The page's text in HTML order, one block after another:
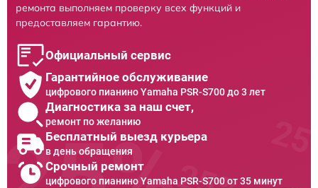
ремонта выполняем проверку всех функций и
предоставляем гарантию.
Официальный сервис
Гарантийное обслуживание
цифрового пианино Yamaha PSR-S700 до 3 лет
Диагностика за наш счет,
ремонт по желанию
Бесплатный выезд курьера
в день обращения
Срочный ремонт
цифрового пианино Yamaha PSR-S700 от 35 минут